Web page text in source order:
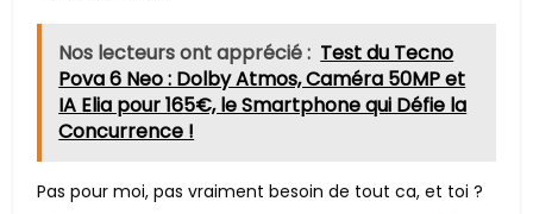
Nos lecteurs ont apprécié : Test du Tecno
Pova 6 Neo : Dolby Atmos, Caméra 50MP et
IA Elia pour 165€, le Smartphone qui Défie la
Concurrence !
Pas pour moi, pas vraiment besoin de tout ca, et toi ?